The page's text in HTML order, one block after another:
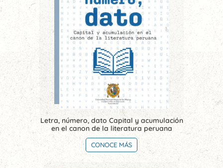
Letra, número, dato Capital y acumulación
en el canon de la literatura peruana
CONOCE MÁS